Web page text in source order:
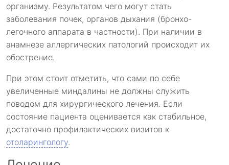
организму. Результатом чего могут стать
заболевания почек, органов дыхания (бронхо-
легочного аппарата в частности). При наличии в
анамнезе аллергических патологий происходит их
обострение.
При этом стоит отметить, что сами по себе
увеличенные миндалины не должны служить
поводом для хирургического лечения. Если
состояние пациента оценивается как стабильное,
достаточно профилактических визитов к
отоларингологу.